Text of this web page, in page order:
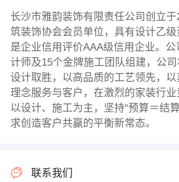
长沙市雅韵装饰有限责任公司创立
筑装饰协会会员单位，具有设计乙
是企业信用评价AAA级信用企业。
计师及15个金牌施工团队组建，公
设计取胜，以高品质的工艺领先，以
理念服务与客户，在激烈的家装行
以设计、施工为主，坚持“预算＝结
求创造客户共赢的平衡新常态。
联系我们